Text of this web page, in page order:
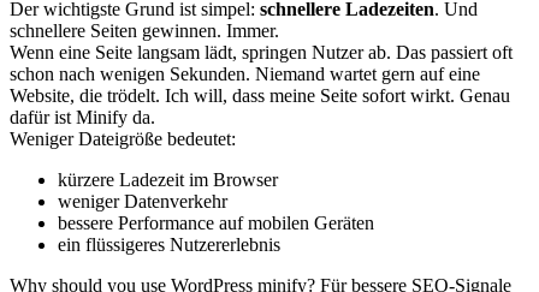
Der wichtigste Grund ist simpel: schnellere Ladezeiten. Und
schnellere Seiten gewinnen. Immer.
Wenn eine Seite langsam lädt, springen Nutzer ab. Das passiert oft
schon nach wenigen Sekunden. Niemand wartet gern auf eine
Website, die trödelt. Ich will, dass meine Seite sofort wirkt. Genau
dafür ist Minify da.
Weniger Dateigröße bedeutet:
kürzere Ladezeit im Browser
weniger Datenverkehr
bessere Performance auf mobilen Geräten
ein flüssigeres Nutzererlebnis
Why should you use WordPress minify? Für bessere SEO-Signale